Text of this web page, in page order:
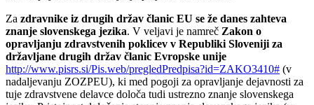
Za zdravnike iz drugih držav članic EU se že danes zahteva
znanje slovenskega jezika. V veljavi je namreč Zakon o
opravljanju zdravstvenih poklicev v Republiki Sloveniji za
državljane drugih držav članic Evropske unije
http://www.pisrs.si/Pis.web/pregledPredpisa?id=ZAKO3410# (v
nadaljevanju ZOZPEU), ki med pogoji za opravljanje dejavnosti za
tuje zdravstvene delavce določa tudi ustrezno znanje slovenskega